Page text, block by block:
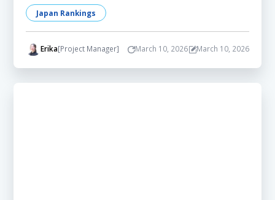
Japan Rankings
Erika[Project Manager] March 10, 2026 March 10, 2026